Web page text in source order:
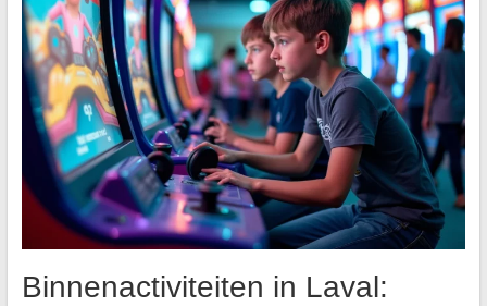
Binnenactiviteiten in Laval: